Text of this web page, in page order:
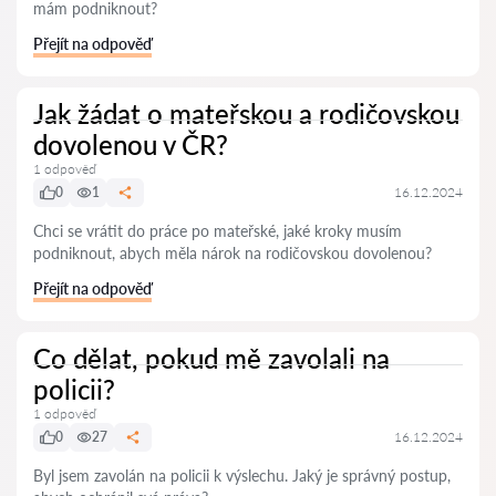
mám podniknout?
Přejít na odpověď
Jak žádat o mateřskou a rodičovskou
dovolenou v ČR?
1 odpověď
0
1 16.12.2024
Chci se vrátit do práce po mateřské, jaké kroky musím
podniknout, abych měla nárok na rodičovskou dovolenou?
Přejít na odpověď
Co dělat, pokud mě zavolali na
policii?
1 odpověď
0
27 16.12.2024
Byl jsem zavolán na policii k výslechu. Jaký je správný postup,